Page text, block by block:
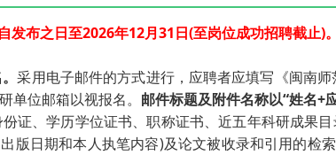
发布之日至2026年12月31日(至岗位成功招聘截止)。
采用电子邮件的方式进行，应聘者应填写《闽南
单位邮箱以视报名。 邮件标题及附件名称以“姓名+
份证、学历学位证书、职称证书、近五年科研成果
版日期和本人执笔内容)及论文被收录和引用的检